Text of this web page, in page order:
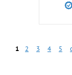
1 2 3 4 5